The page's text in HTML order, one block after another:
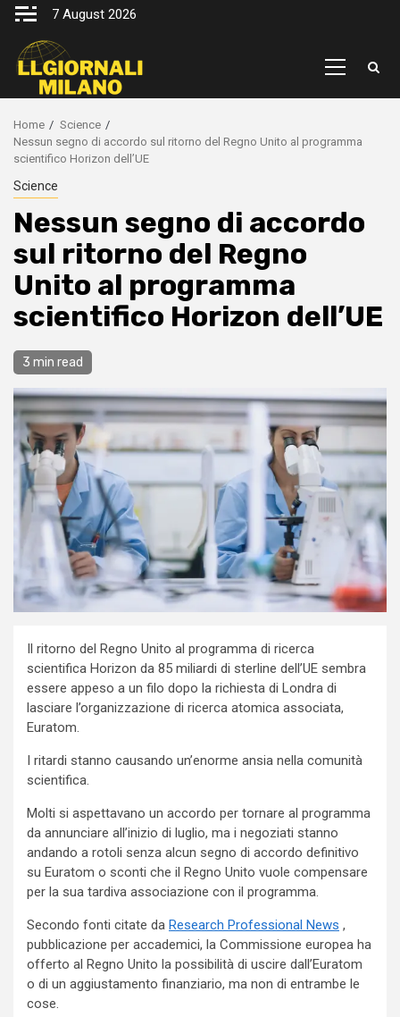
Skip
content
7 August 2026
Primary
Home
Science
Nessun segno di accordo sul ritorno del Regno Unito al programma
scientifico Horizon dell’UE
Science
Nessun segno di accordo
sul ritorno del Regno
Unito al programma
scientifico Horizon dell’UE
3 min read
Il ritorno del Regno Unito al programma di ricerca
scientifica Horizon da 85 miliardi di sterline dell’UE sembra
essere appeso a un filo dopo la richiesta di Londra di
lasciare l’organizzazione di ricerca atomica associata,
Euratom.
I ritardi stanno causando un’enorme ansia nella comunità
scientifica.
Molti si aspettavano un accordo per tornare al programma
da annunciare all’inizio di luglio, ma i negoziati stanno
andando a rotoli senza alcun segno di accordo definitivo
su Euratom o sconti che il Regno Unito vuole compensare
per la sua tardiva associazione con il programma.
Secondo fonti citate da Research Professional News ,
pubblicazione per accademici, la Commissione europea ha
offerto al Regno Unito la possibilità di uscire dall’Euratom
o di un aggiustamento finanziario, ma non di entrambe le
cose.